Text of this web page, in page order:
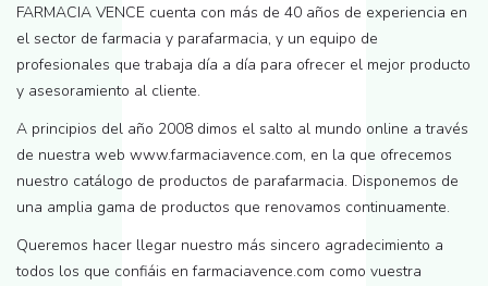
FARMACIA VENCE cuenta con más de 40 años de experiencia en
el sector de farmacia y parafarmacia, y un equipo de
profesionales que trabaja día a día para ofrecer el mejor producto
y asesoramiento al cliente.
A principios del año 2008 dimos el salto al mundo online a través
de nuestra web www.farmaciavence.com, en la que ofrecemos
nuestro catálogo de productos de parafarmacia. Disponemos de
una amplia gama de productos que renovamos continuamente.
Queremos hacer llegar nuestro más sincero agradecimiento a
todos los que confiáis en farmaciavence.com como vuestra